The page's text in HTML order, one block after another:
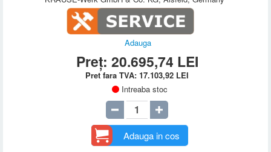
Adauga
Preț: 20.695,74 LEI
Pret fara TVA:17.103,92 LEI
Intreaba stoc
Adauga in cos